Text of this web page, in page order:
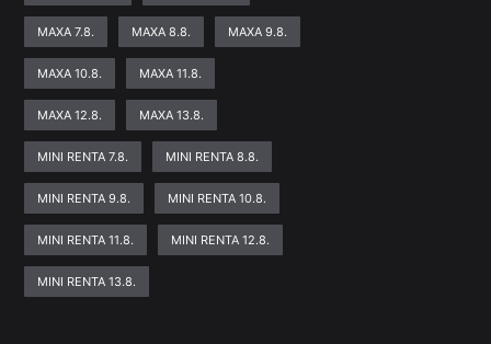
MAXA 7.8. MAXA 8.8. MAXA 9.8.
MAXA 10.8. MAXA 11.8.
MAXA 12.8. MAXA 13.8.
MINI RENTA 7.8. MINI RENTA 8.8.
MINI RENTA 9.8. MINI RENTA 10.8.
MINI RENTA 11.8. MINI RENTA 12.8.
MINI RENTA 13.8.